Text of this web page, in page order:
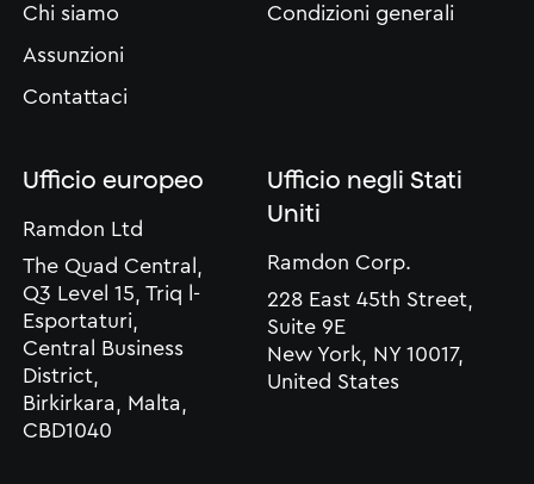
Chi siamo
Assunzioni
Contattaci
Ufficio europeo
Ramdon Ltd
The Quad Central,
Q3 Level 15, Triq l-
Esportaturi,
Central Business
District,
Birkirkara, Malta,
CBD1040
Ufficio negli Stati
Uniti
Ramdon Corp.
228 East 45th Street,
Suite 9E
New York, NY 10017,
United States
Condizioni generali